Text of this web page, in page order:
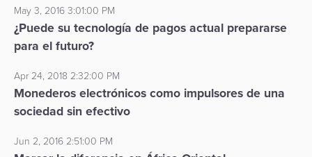
May 3, 2016 3:01:00 PM
¿Puede su tecnología de pagos actual prepararse
para el futuro?
Apr 24, 2018 2:32:00 PM
Monederos electrónicos como impulsores de una
sociedad sin efectivo
Jun 2, 2016 2:51:00 PM